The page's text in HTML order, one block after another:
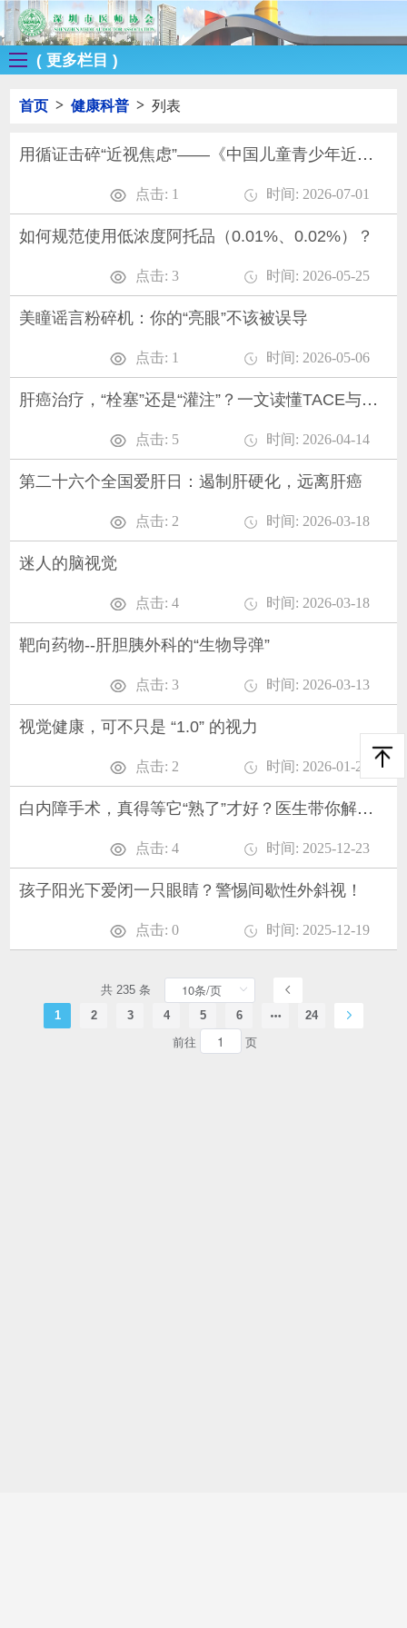
( 更多栏目 )
首页 > 健康科普 > 列表
用循证击碎“近视焦虑”——《中国儿童青少年近视防控循证指南（2026年）》解读
点击: 1 时间: 2026-07-01
如何规范使用低浓度阿托品（0.01%、0.02%）？
点击: 3 时间: 2026-05-25
美瞳谣言粉碎机：你的“亮眼”不该被误导
点击: 1 时间: 2026-05-06
肝癌治疗，“栓塞”还是“灌注”？一文读懂TACE与HAIC的“红蓝CP”组合拳
点击: 5 时间: 2026-04-14
第二十六个全国爱肝日：遏制肝硬化，远离肝癌
点击: 2 时间: 2026-03-18
迷人的脑视觉
点击: 4 时间: 2026-03-18
靶向药物--肝胆胰外科的“生物导弹”
点击: 3 时间: 2026-03-13
视觉健康，可不只是 “1.0” 的视力
点击: 2 时间: 2026-01-28
白内障手术，真得等它“熟了”才好？医生带你解开一个流传已久的误解
点击: 4 时间: 2025-12-23
孩子阳光下爱闭一只眼睛？警惕间歇性外斜视！
点击: 0 时间: 2025-12-19
共 235 条
1
2 3 4 5 6
24
前往
页